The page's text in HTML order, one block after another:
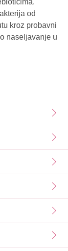
od
kroz probavni
naseljavanje u